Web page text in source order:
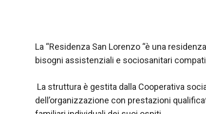
La “Residenza San Lorenzo “è una
bisogni assistenziali e sociosanitari
La struttura è gestita dalla Cooperativa
dell’organizzazione con prestazioni